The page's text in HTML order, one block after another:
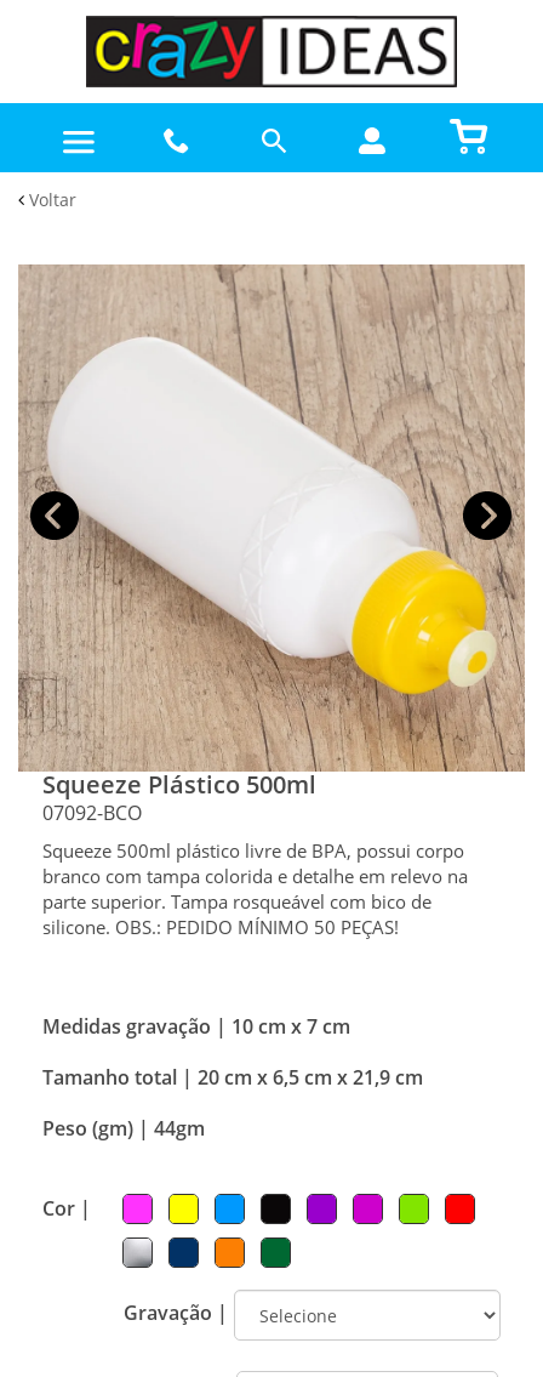
Voltar
Squeeze Plástico 500ml
07092-BCO
Squeeze 500ml plástico livre de BPA, possui corpo
branco com tampa colorida e detalhe em relevo na
parte superior. Tampa rosqueável com bico de
silicone. OBS.: PEDIDO MÍNIMO 50 PEÇAS!
Medidas gravação | 10 cm x 7 cm
Tamanho total | 20 cm x 6,5 cm x 21,9 cm
Peso (gm) | 44gm
Cor |
Gravação |